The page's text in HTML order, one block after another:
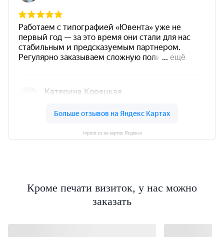
toprint.ru на картах Яндекса
Кроме печати визиток, у нас можно
заказать